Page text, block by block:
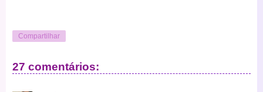
Compartilhar
27 comentários: